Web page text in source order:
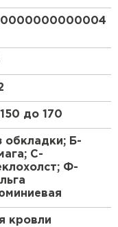
до 170
обкладки; Б-
С-
Ф-
кровли